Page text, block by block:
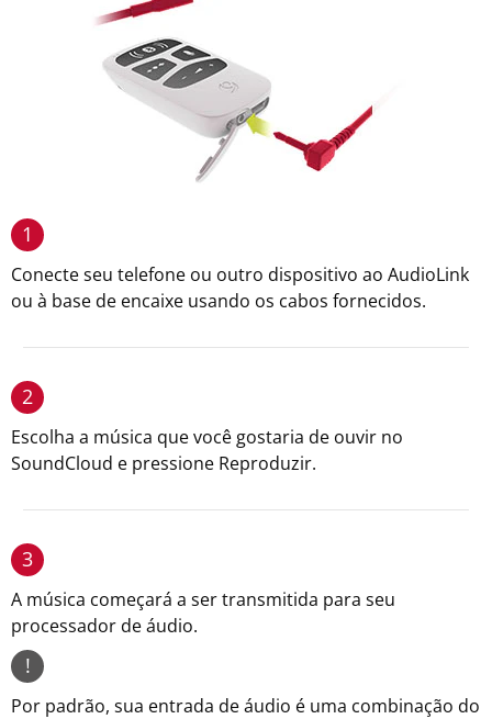
1
Conecte seu telefone ou outro dispositivo ao AudioLink
ou à base de encaixe usando os cabos fornecidos.
2
Escolha a música que você gostaria de ouvir no
SoundCloud e pressione Reproduzir.
3
A música começará a ser transmitida para seu
processador de áudio.
!
Por padrão, sua entrada de áudio é uma combinação do